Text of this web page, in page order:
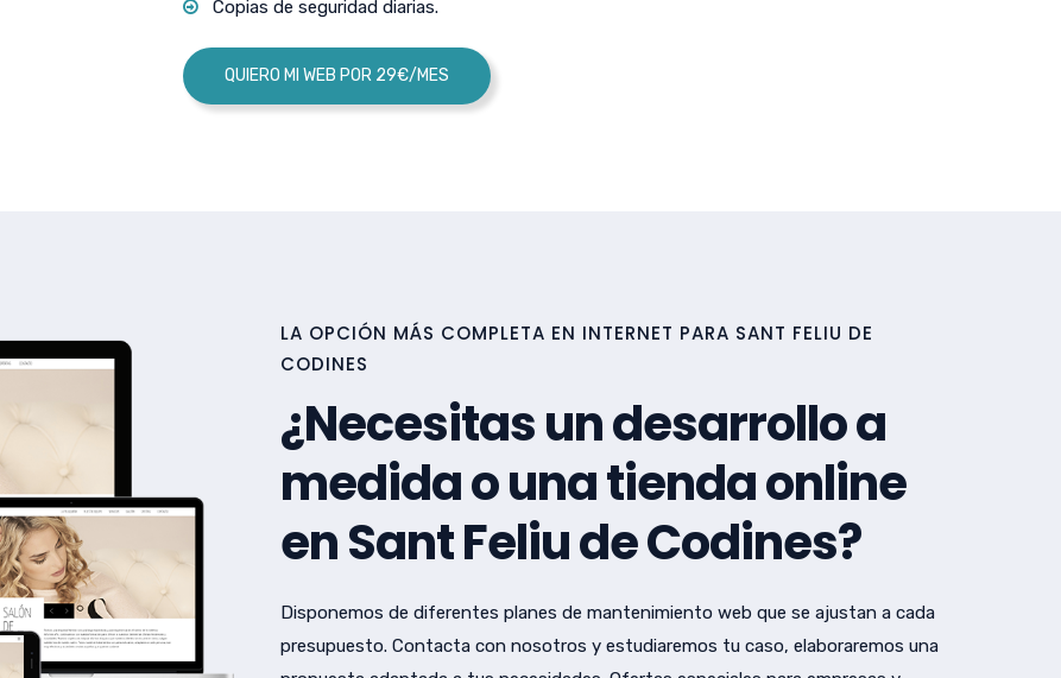
Copias de seguridad diarias.
QUIERO MI WEB POR 29€/MES
LA OPCIÓN MÁS COMPLETA EN INTERNET PARA SANT FELIU DE
CODINES
¿Necesitas un desarrollo a
medida o una tienda online
en Sant Feliu de Codines?
Disponemos de diferentes planes de mantenimiento web que se ajustan a cada
presupuesto. Contacta con nosotros y estudiaremos tu caso, elaboraremos una